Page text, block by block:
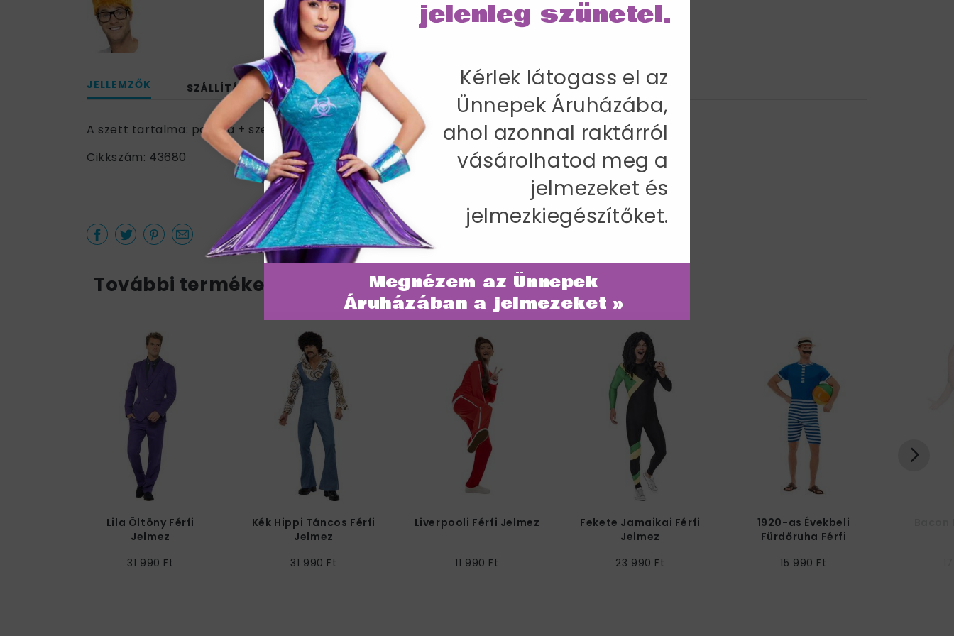
JELLEMZŐK SZÁLLÍTÁS
A szett tartalma: paróka + szemüveg.
Cikkszám: 43680
További termékek a kategóriában
Lila Öltöny Férfi
Jelmez
31 990 Ft
Kék Hippi Táncos Férfi
Jelmez
31 990 Ft
Liverpooli Férfi Jelmez
11 990 Ft
Fekete Jamaikai Férfi
Jelmez
23 990 Ft
1920-as Évekbeli
Fürdőruha Férfi
15 990 Ft
Megnézem az Ünnepek
Áruházában a jelmezeket »
Kérlek látogass el az
Ünnepek Áruházába,
ahol azonnal raktárról
vásárolhatod meg a
jelmezeket és
jelmezkiegészítőket.
jelenleg szünetel.